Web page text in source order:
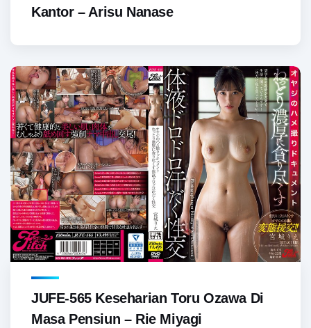
Kantor – Arisu Nanase
JUFE-565 Keseharian Toru Ozawa Di
Masa Pensiun – Rie Miyagi